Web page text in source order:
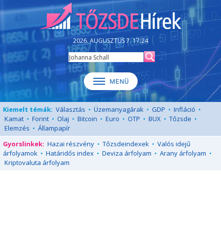
2026. AUGUSZTUS 7. 17:24
Kiemelt témák: Választás • Üzemanyagárak • GDP • Infláció •
Kamat • Forint • Olaj • Bitcoin • Euro • OTP • BUX • Tőzsde •
Elemzés • Állampapír
Gyorslinkek: Hazai részvény • Tőzsdeindexek • Valós idejű
árfolyamok • Határidős index • Deviza árfolyam • Arany árfolyam •
Kriptovaluta árfolyam